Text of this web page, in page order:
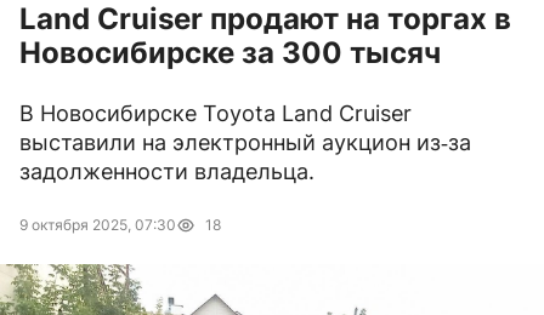
Land Cruiser продают на торгах в
Новосибирске за 300 тысяч
В Новосибирске Toyota Land Cruiser
выставили на электронный аукцион из‑за
задолженности владельца.
9 октября 2025, 07:30 18